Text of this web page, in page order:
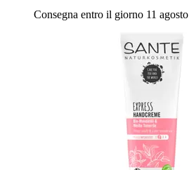
Consegna entro il giorno 11 agosto